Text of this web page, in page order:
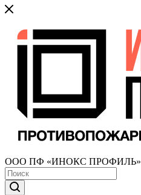
ООО ПФ «ИНОКС ПРОФИЛЬ»